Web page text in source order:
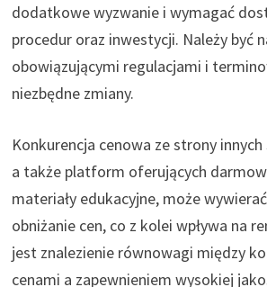
dodatkowe wyzwanie i wymagać
procedur oraz inwestycji. Należy być
obowiązującymi regulacjami i
niezbędne zmiany.
Konkurencja cenowa ze strony innych
a także platform oferujących
materiały edukacyjne, może
obniżanie cen, co z kolei wpływa na
jest znalezienie równowagi między
cenami a zapewnieniem wysokiej